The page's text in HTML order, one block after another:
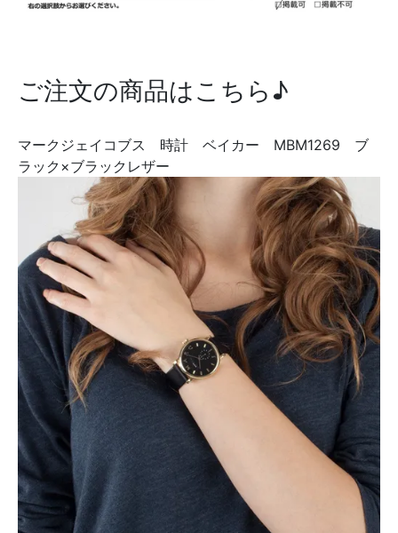
ご注文の商品はこちら♪
マークジェイコブス 時計 ベイカー MBM1269 ブ
ラック×ブラックレザー